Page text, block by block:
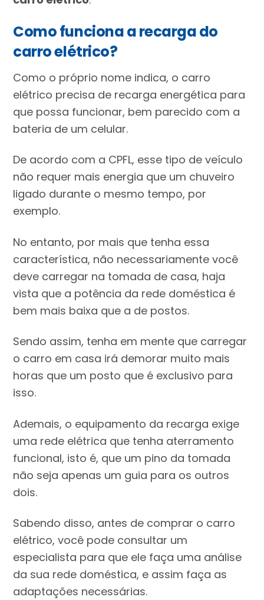
Como funciona a recarga do
carro elétrico?
Como o próprio nome indica, o carro
elétrico precisa de recarga energética para
que possa funcionar, bem parecido com a
bateria de um celular.
De acordo com a CPFL, esse tipo de veículo
não requer mais energia que um chuveiro
ligado durante o mesmo tempo, por
exemplo.
No entanto, por mais que tenha essa
característica, não necessariamente você
deve carregar na tomada de casa, haja
vista que a potência da rede doméstica é
bem mais baixa que a de postos.
Sendo assim, tenha em mente que carregar
o carro em casa irá demorar muito mais
horas que um posto que é exclusivo para
isso.
Ademais, o equipamento da recarga exige
uma rede elétrica que tenha aterramento
funcional, isto é, que um pino da tomada
não seja apenas um guia para os outros
dois.
Sabendo disso, antes de comprar o carro
elétrico, você pode consultar um
especialista para que ele faça uma análise
da sua rede doméstica, e assim faça as
adaptações necessárias.